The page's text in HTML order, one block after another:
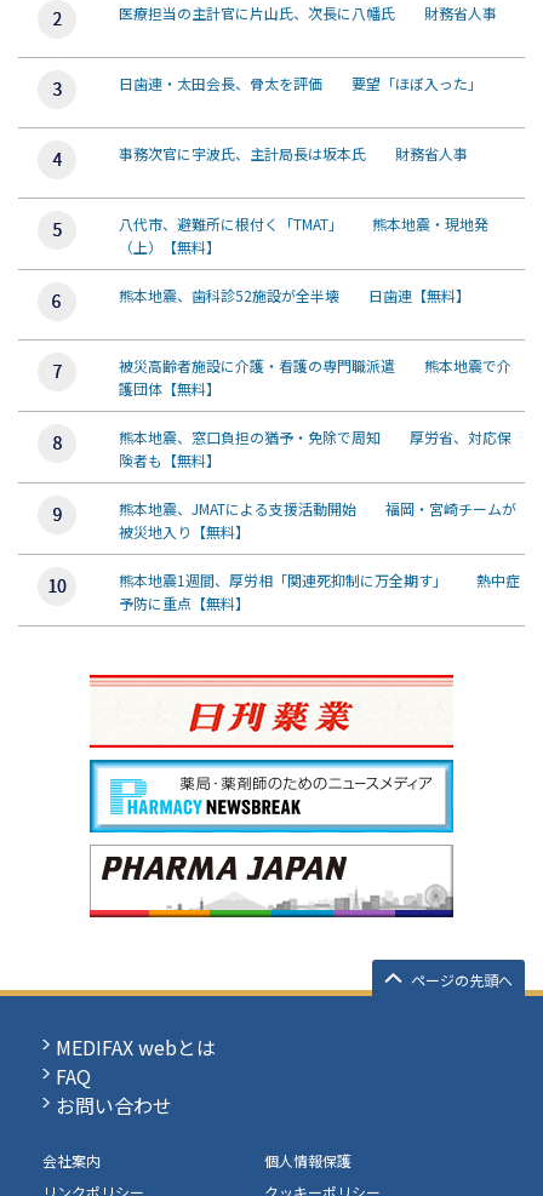
医療担当の主計官に片山氏、次長に八幡氏 財務省人事
日歯連・太田会長、骨太を評価 要望「ほぼ入った」
事務次官に宇波氏、主計局長は坂本氏 財務省人事
八代市、避難所に根付く「TMAT」 熊本地震・現地発
（上）【無料】
熊本地震、歯科診52施設が全半壊 日歯連【無料】
被災高齢者施設に介護・看護の専門職派遣 熊本地震で介
護団体【無料】
熊本地震、窓口負担の猶予・免除で周知 厚労省、対応保
険者も【無料】
熊本地震、JMATによる支援活動開始 福岡・宮崎チームが
被災地入り【無料】
熊本地震1週間、厚労相「関連死抑制に万全期す」 熱中症
予防に重点【無料】
ページの先頭へ
MEDIFAX webとは
FAQ
お問い合わせ
会社案内
個人情報保護
リンクポリシー
クッキーポリシー